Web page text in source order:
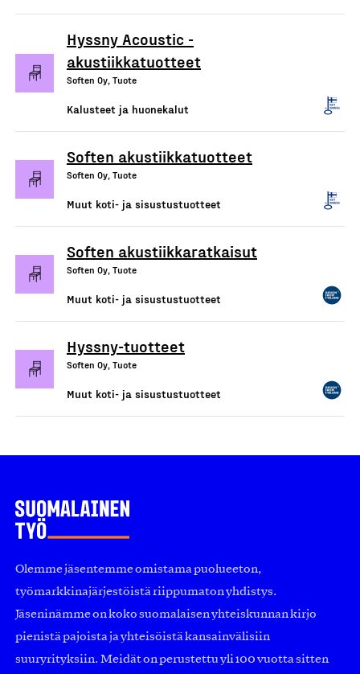
Hyssny Acoustic -
akustiikkatuotteet
Soften Oy, Tuote
Kalusteet ja huonekalut
Soften akustiikkatuotteet
Soften Oy, Tuote
Muut koti- ja sisustustuotteet
Soften akustiikkaratkaisut
Soften Oy, Tuote
Muut koti- ja sisustustuotteet
Hyssny-tuotteet
Soften Oy, Tuote
Muut koti- ja sisustustuotteet
Olemme jäsentemme omistama puolueeton,
työmarkkinajärjestöistä riippumaton yhdistys.
Jäseninämme on koko suomalaisen yhteiskunnan kirjo
pienistä pajoista ja yhteisöistä kansainvälisiin
suuryrityksiin. Meidät on perustettu yli 100 vuotta sitten